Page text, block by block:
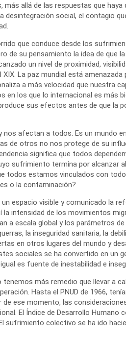
más allá de las respuestas que haya
social, el contagio
que conduce desde los
de su pensamiento la idea de que
un nivel de proximidad,
La paz mundial está
a más velocidad que nuestra
los que lo internacional es más
sus efectos antes de que la
afectan a todos. Es un mundo
de otros no nos protege de su
significa que todos
sufrimiento termina por alcanzar
todos estamos vinculados con
o la contaminación?
espacio visible y comunicado la
intensidad de los movimientos
a escala global y los parámetros
la inseguridad sanitaria, la
en otros lugares del mundo y
sociales se ha convertido en un
es fuente de inestabilidad e
más remedio que llevar a
Hasta el PNUD de 1966,
ese momento, las
El Índice de Desarrollo Humano
sufrimiento colectivo se ha ido